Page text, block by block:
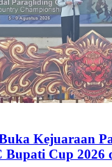
Kejuaraan
Bupati Cup 2026